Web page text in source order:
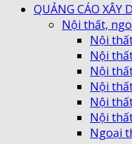
QUẢNG CÁO XÂY
Nội thất,
Nội
Nội
Nội
Nội
Nội
Nội
Ngoại